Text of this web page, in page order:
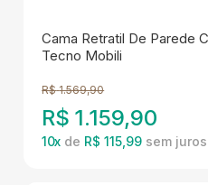
Cama Retratil De Parede
Tecno Mobili
R$ 1.569,90
R$ 1.159,90
10x de R$ 115,99